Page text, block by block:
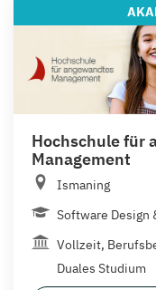
Hochschule für
Management
Ismaning
Software Design
Vollzeit,
Duales Studium